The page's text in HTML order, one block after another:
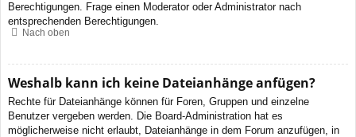
Berechtigungen. Frage einen Moderator oder Administrator nach
entsprechenden Berechtigungen.
Nach oben
Weshalb kann ich keine Dateianhänge anfügen?
Rechte für Dateianhänge können für Foren, Gruppen und einzelne
Benutzer vergeben werden. Die Board-Administration hat es
möglicherweise nicht erlaubt, Dateianhänge in dem Forum anzufügen, in